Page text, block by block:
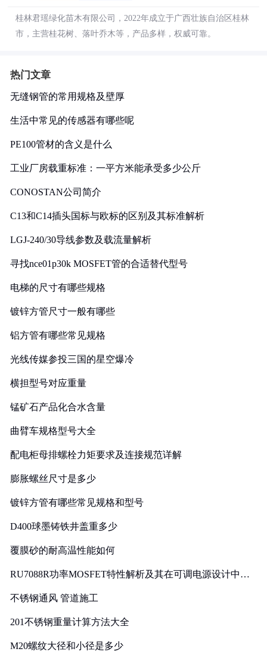
桂林君瑶绿化苗木有限公司，2022年成立于广西壮族自治区桂林
市，主营桂花树、落叶乔木等，产品多样，权威可靠。
热门文章
无缝钢管的常用规格及壁厚
生活中常见的传感器有哪些呢
PE100管材的含义是什么
工业厂房载重标准：一平方米能承受多少公斤
CONOSTAN公司简介
C13和C14插头国标与欧标的区别及其标准解析
LGJ-240/30导线参数及载流量解析
寻找nce01p30k MOSFET管的合适替代型号
电梯的尺寸有哪些规格
镀锌方管尺寸一般有哪些
铝方管有哪些常见规格
光线传媒参投三国的星空爆冷
横担型号对应重量
锰矿石产品化合水含量
曲臂车规格型号大全
配电柜母排螺栓力矩要求及连接规范详解
膨胀螺丝尺寸是多少
镀锌方管有哪些常见规格和型号
D400球墨铸铁井盖重多少
覆膜砂的耐高温性能如何
RU7088R功率MOSFET特性解析及其在可调电源设计中的
不锈钢通风 管道施工
201不锈钢重量计算方法大全
M20螺纹大径和小径是多少